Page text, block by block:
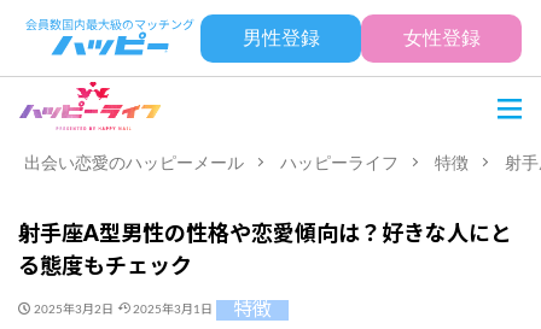
男性登録 女性登録
出会い恋愛のハッピーメール ハッピーライフ 特徴 射
射手座A型男性の性格や恋愛傾向は？好きな人にと
る態度もチェック
2025年3月2日 2025年3月1日 特徴